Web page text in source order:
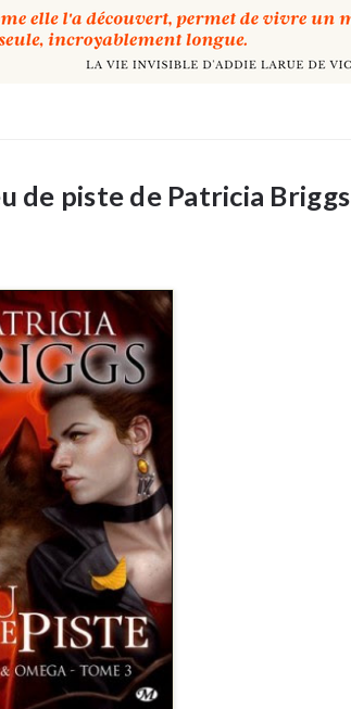
de piste de Patricia Briggs